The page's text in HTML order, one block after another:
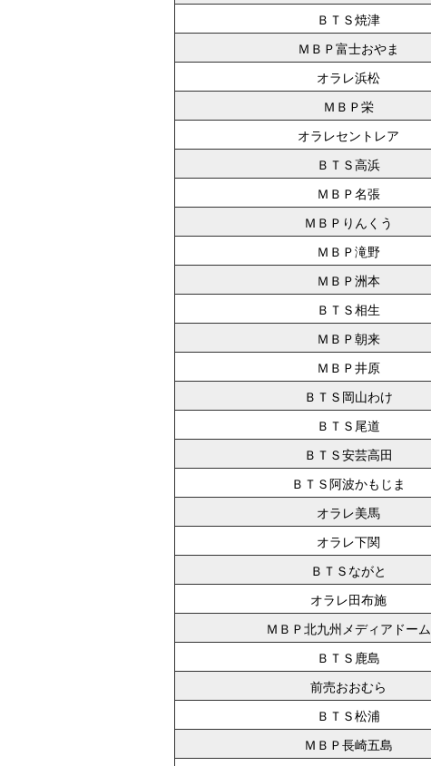
ＢＴＳ焼津
ＭＢＰ富士おやま
オラレ浜松
ＭＢＰ栄
オラレセントレア
ＢＴＳ高浜
ＭＢＰ名張
ＭＢＰりんくう
ＭＢＰ滝野
ＭＢＰ洲本
ＢＴＳ相生
ＭＢＰ朝来
ＭＢＰ井原
ＢＴＳ岡山わけ
ＢＴＳ尾道
ＢＴＳ安芸高田
ＢＴＳ阿波かもじま
オラレ美馬
オラレ下関
ＢＴＳながと
オラレ田布施
ＭＢＰ北九州メディアドーム
ＢＴＳ鹿島
前売おおむら
ＢＴＳ松浦
ＭＢＰ長崎五島